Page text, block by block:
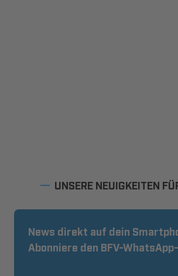
UNSERE NEUIGKEITEN
News direkt auf dein
Abonniere den BFV-